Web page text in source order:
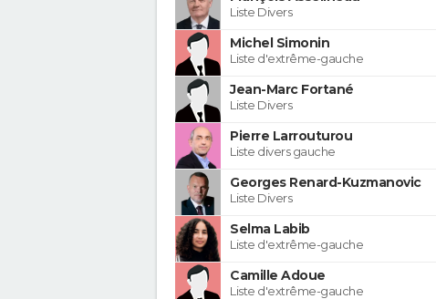
Liste Divers
Michel Simonin
Liste d'extrême-gauche
Jean-Marc Fortané
Liste Divers
Pierre Larrouturou
Liste divers gauche
Georges Renard-Kuzmanovic
Liste Divers
Selma Labib
Liste d'extrême-gauche
Camille Adoue
Liste d'extrême-gauche